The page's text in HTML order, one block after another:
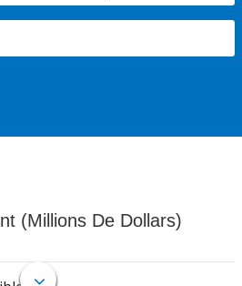
(Millions De Dollars)